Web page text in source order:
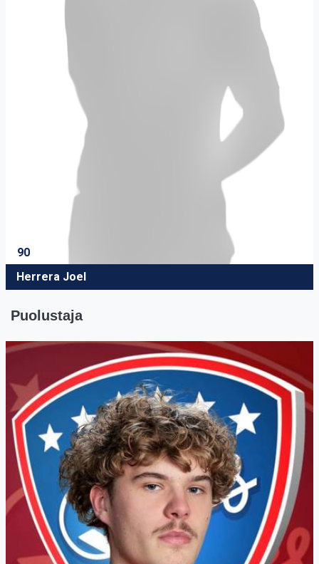
90
Herrera Joel
Puolustaja